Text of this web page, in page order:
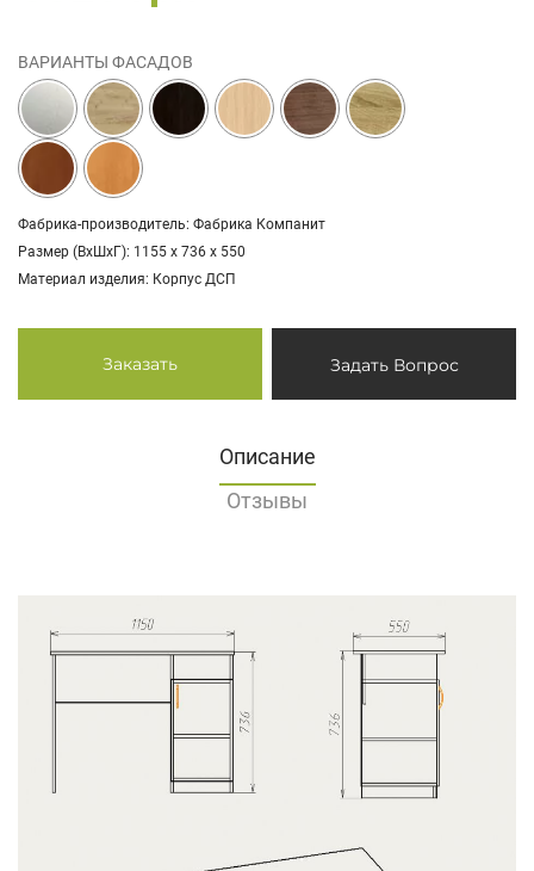
ВАРИАНТЫ ФАСАДОВ
Фабрика-производитель: Фабрика Компанит
Размер (ВхШхГ): 1155 х 736 х 550
Материал изделия: Корпус ДСП
Заказать Задать Вопрос
Описание
Отзывы